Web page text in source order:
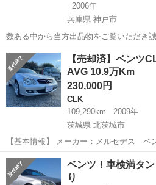
2006年
兵庫県 神戸市
数ある中から当方出品物をご覧いただき
神戸市中央区より出品しております。部
で最後までコメントをお読みいただきま
き、個人分割は一切しませんのでこの価格
兵庫 神戸市 CLK
【売却済】ベンツ
AVG 10.9万Km
230,000円
CLK
109,290km
2009年
茨城県 北茨城市
【基本情報】 メーカー：メルセデス ベ
レッサー AVG 排気量：1,790cc 年式：
離：109,290km(少しのびます) 走行距離
茨城 北茨城市 走行距離
ベンツ！車検満タ
り